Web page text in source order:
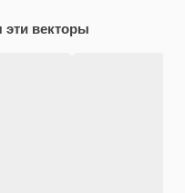
эти векторы